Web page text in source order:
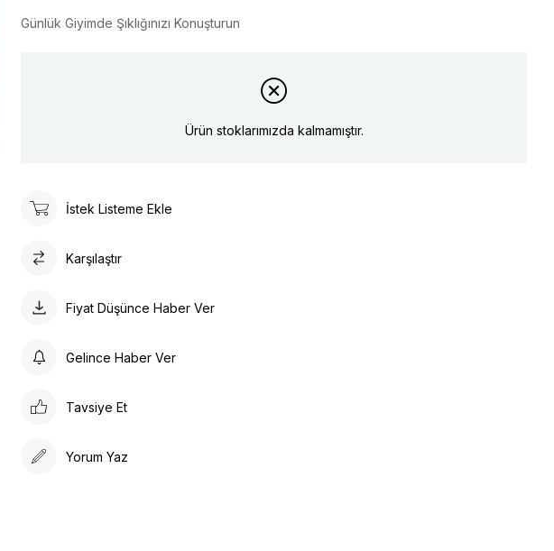
Günlük Giyimde Şıklığınızı Konuşturun
Ürün stoklarımızda kalmamıştır.
İstek Listeme Ekle
Karşılaştır
Fiyat Düşünce Haber Ver
Gelince Haber Ver
Tavsiye Et
Yorum Yaz